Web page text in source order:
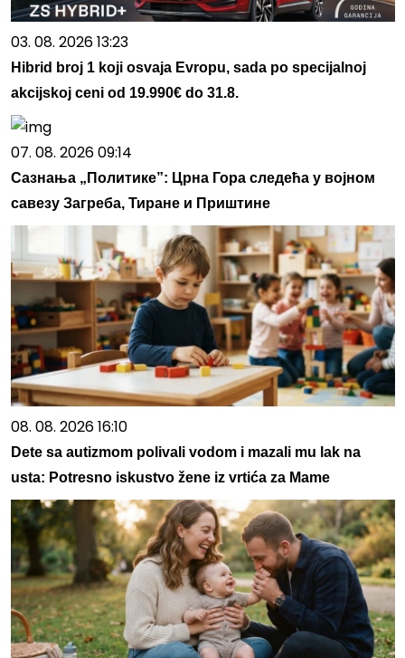
03. 08. 2026 13:23
Hibrid broj 1 koji osvaja Evropu, sada po specijalnoj
akcijskoj ceni od 19.990€ do 31.8.
07. 08. 2026 09:14
Сазнања „Политике”: Црна Гора следећа у војном
савезу Загреба, Тиране и Приштине
08. 08. 2026 16:10
Dete sa autizmom polivali vodom i mazali mu lak na
usta: Potresno iskustvo žene iz vrtića za Mame